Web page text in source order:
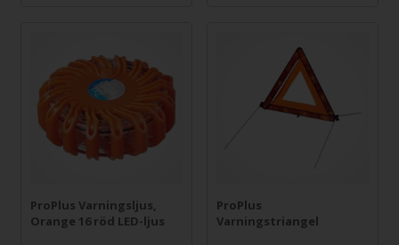
ProPlus Varningsljus,
Orange 16 röd LED-ljus
ProPlus
Varningstriangel